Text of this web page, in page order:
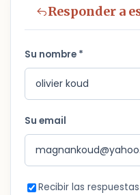
Responder a
Su nombre *
Su email
Recibir las